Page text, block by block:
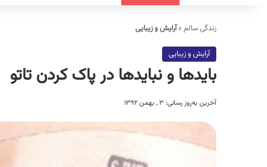
زندگی سالم »آرایش و زیبایی
آرایش و زیبایی
بایدها و نبایدها در پاک کردن تاتو
آخرین به‌روز رسانی: ۳ , بهمن ۱۳۹۲